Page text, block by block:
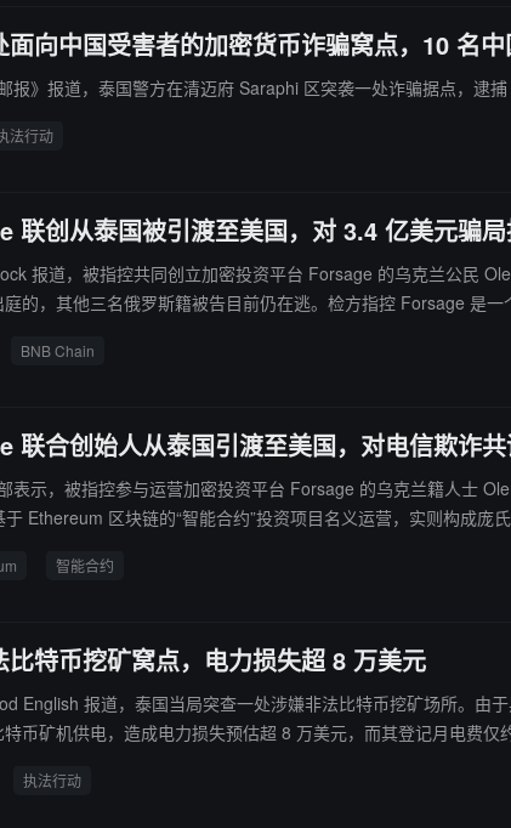
向中国受害者的加密货币诈骗窝点，10 名
报》报道，泰国警方在清迈府 Saraphi 区突袭一处诈骗据点，逮
法行动
联创从泰国被引渡至美国，对 3.4 亿美元骗
报道，被指控共同创立加密投资平台 Forsage 的乌克兰公民
的，其他三名俄罗斯籍被告目前仍在逃。检方指控 Forsage 是
BNB Chain
联合创始人从泰国引渡至美国，对电信欺诈
表示，被指控参与运营加密投资平台 Forsage 的乌克兰籍人士
Ethereum 区块链的“智能合约”投资项目名义运营，实则构成
智能合约
特币挖矿窝点，电力损失超 8 万美元
English 报道，泰国当局突查一处涉嫌非法比特币挖矿场所。
币矿机供电，造成电力损失预估超 8 万美元，而其登记月电费
执法行动